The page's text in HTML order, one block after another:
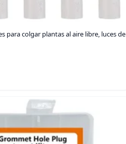
para colgar plantas al aire libre, luces de